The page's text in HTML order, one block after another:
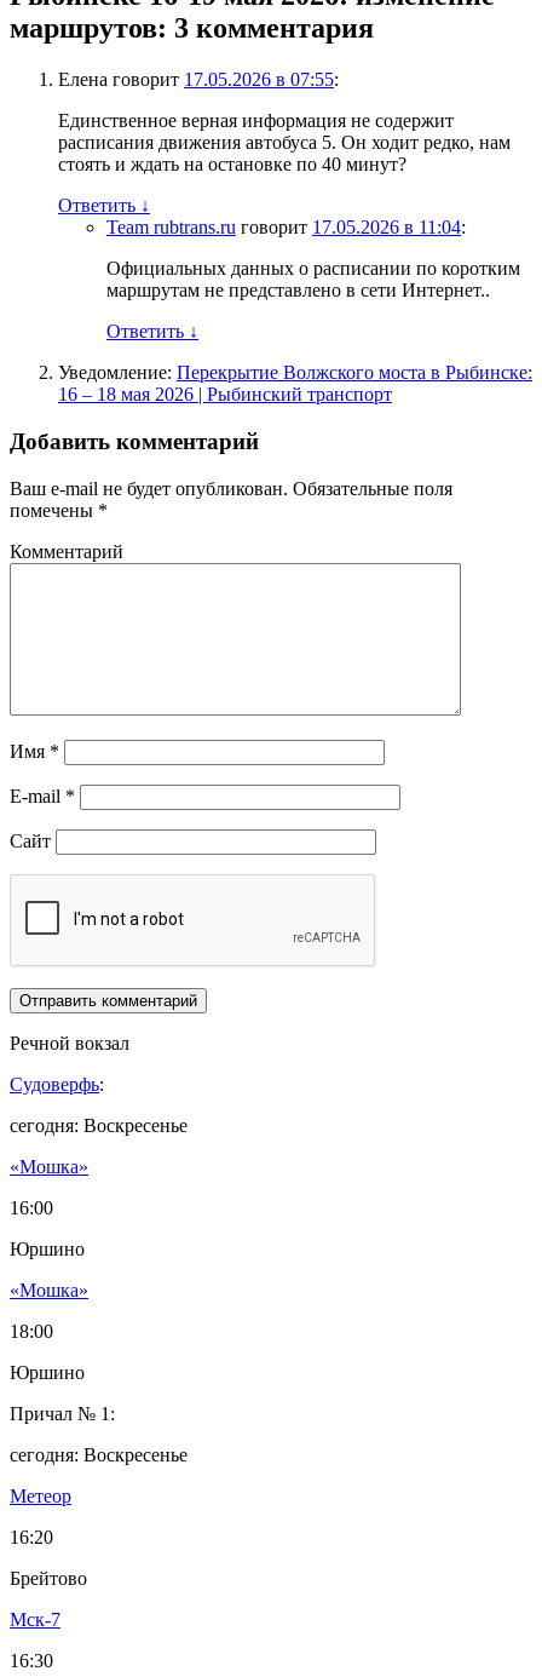
маршрутов: 3 комментария
Елена говорит 17.05.2026 в 07:55:
Единственное верная информация не содержит
расписания движения автобуса 5. Он ходит редко, нам
стоять и ждать на остановке по 40 минут?
Ответить ↓
Team rubtrans.ru говорит 17.05.2026 в 11:04:
Официальных данных о расписании по коротким
маршрутам не представлено в сети Интернет..
Ответить ↓
Уведомление: Перекрытие Волжского моста в Рыбинске:
16 – 18 мая 2026 | Рыбинский транспорт
Добавить комментарий
Ваш e-mail не будет опубликован. Обязательные поля
помечены *
Комментарий
Имя *
E-mail *
Сайт
Речной вокзал
Судоверфь:
сегодня: Воскресенье
«Мошка»
16:00
Юршино
«Мошка»
18:00
Юршино
Причал № 1:
сегодня: Воскресенье
Метеор
16:20
Брейтово
Мск-7
16:30